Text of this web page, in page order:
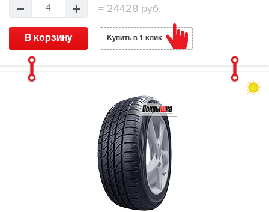
4 =24428 руб.
В корзину Купить в 1 клик